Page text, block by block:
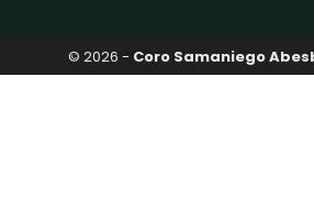
© 2026 - Coro Samaniego